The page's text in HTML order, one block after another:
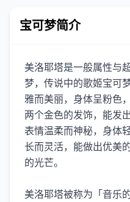
宝可梦简介
美洛耶塔是一般属性与
梦，传说中的歌姬宝可
雅而美丽，身体呈粉色
两个金色的发饰，能发
表情温柔而神秘，身体
长而灵活，能做出优美
的光芒。
美洛耶塔被称为「音乐